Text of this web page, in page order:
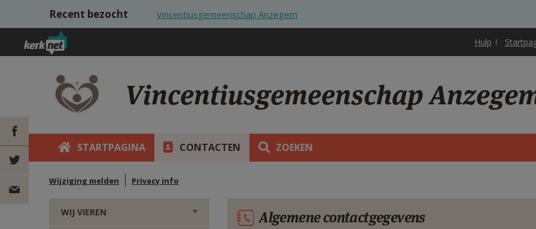
Overslaan en naar de inhoud gaan
Recent bezocht Vincentiusgemeenschap Anzegem
Hulp
Vincentiusgemeenschap
STARTPAGINA CONTACTEN ZOEKEN
Wijziging melden Privacy info
DEEL OP
FACEBOOK
DEEL OP
WIJ VIEREN Algemene contactgegevens